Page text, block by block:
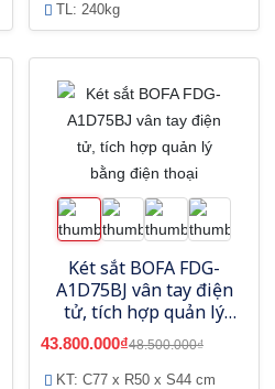
TL: 240kg
Két sắt BOFA FDG-
A1D75BJ vân tay điện
tử, tích hợp quản lý
bằng điện thoại
43.800.000₫48.500.000₫
KT: C77 x R50 x S44 cm